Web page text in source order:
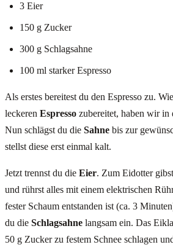
3 Eier
150 g Zucker
300 g Schlagsahne
100 ml starker Espresso
Als erstes bereitest du den Espresso zu.
leckeren Espresso zubereitet, haben wir in
Nun schlägst du die Sahne bis zur
stellst diese erst einmal kalt.
Jetzt trennst du die Eier. Zum Eidotter
und rührst alles mit einem elektrischen
fester Schaum entstanden ist (ca. 3
du die Schlagsahne langsam ein. Das
50 g Zucker zu festem Schnee schlagen